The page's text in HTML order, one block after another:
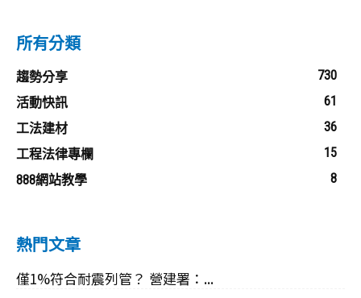
所有分類
趨勢分享
730
活動快訊
61
工法建材
36
工程法律專欄
15
888網站教學
8
熱門文章
僅1%符合耐震列管？ 營建署：...